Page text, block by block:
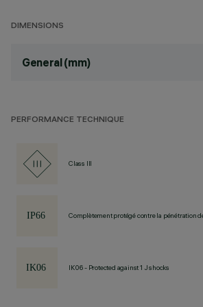
DIMENSIONS
General (mm)
PERFORMANCE TECHNIQUE
Class III
Complètement protégé contre la pénétration
IK06 - Protected against 1 J shocks